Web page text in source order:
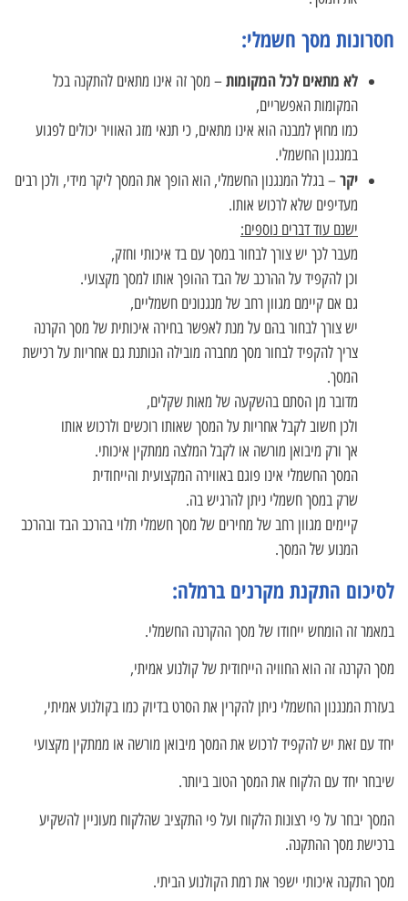
חסרונות מסך חשמלי:
לא מתאים לכל המקומות – מסך זה אינו מתאים להתקנה בכל
המקומות האפשריים,
כמו מחוץ למבנה הוא אינו מתאים, כי תנאי מזג האוויר יכולים לפגוע
במנגנון החשמלי.
יקר – בגלל המנגנון החשמלי, הוא הופך את המסך ליקר מידי, ולכן רבים
מעדיפים שלא לרכוש אותו.
ישנם עוד דברים נוספים:
מעבר לכך יש צורך לבחור במסך עם בד איכותי וחזק,
וכן להקפיד על ההרכב של הבד ההופך אותו למסך מקצועי.
גם אם קיימם מגוון רחב של מנגנונים חשמליים,
יש צורך לבחור בהם על מנת לאפשר בחירה איכותית של מסך הקרנה
צריך להקפיד לבחור מסך מחברה מובילה הנותנת גם אחריות על רכישת
המסך.
מדובר מן הסתם בהשקעה של מאות שקלים,
ולכן חשוב לקבל אחריות על המסך שאותו רוכשים ולרכוש אותו
אך ורק מיבואן מורשה או לקבל המלצה ממתקין איכותי.
המסך החשמלי אינו פוגם באווירה המקצועית והייחודית
שרק במסך חשמלי ניתן להרגיש בה.
קיימים מגוון רחב של מחירים של מסך חשמלי תלוי בהרכב הבד ובהרכב
המנוע של המסך.
לסיכום התקנת מקרנים ברמלה:
במאמר זה הומחש ייחודו של מסך ההקרנה החשמלי.
מסך הקרנה זה הוא החוויה הייחודית של קולנוע אמיתי,
בעזרת המנגנון החשמלי ניתן להקרין את הסרט בדיוק כמו בקולנוע אמיתי,
יחד עם זאת יש להקפיד לרכוש את המסך מיבואן מורשה או ממתקין מקצועי
שיבחר יחד עם הלקוח את המסך הטוב ביותר.
המסך יבחר על פי רצונות הלקוח ועל פי התקציב שהלקוח מעוניין להשקיע
ברכישת מסך ההתקנה.
מסך התקנה איכותי ישפר את רמת הקולנוע הביתי.